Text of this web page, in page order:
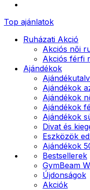
Top ajánlatok
Ruházati Akció
Akciós női
Akciós férfi
Ajándékok
Ajándékok
Ajándékok
Ajándékok
Ajándékok
Divat és
Eszközök
Ajándékok
Bestsellerek
GymBeam
Újdonságok
Akciók